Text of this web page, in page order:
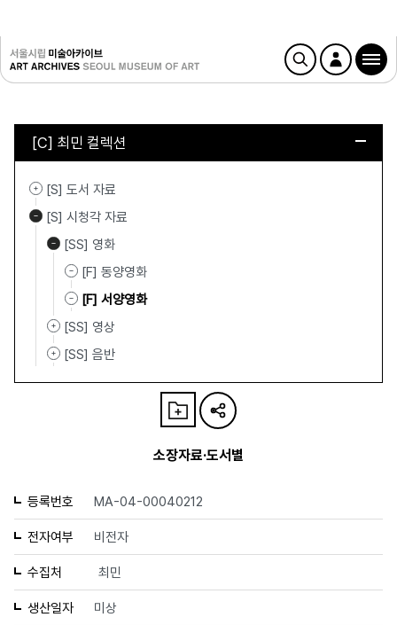
[C] 최민 컬렉션
[S] 도서 자료
[S] 시청각 자료
[SS] 영화
[F] 동양영화
[F] 서양영화
[SS] 영상
[SS] 음반
소장자료·도서별
등록번호 MA-04-00040212
전자여부 비전자
수집처 최민
생산일자 미상